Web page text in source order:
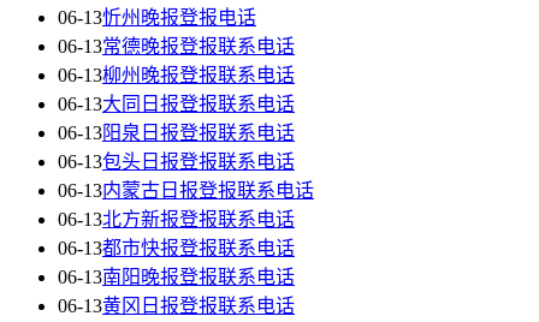
06-13忻州晚报登报电话
06-13常德晚报登报联系电话
06-13柳州晚报登报联系电话
06-13大同日报登报联系电话
06-13阳泉日报登报联系电话
06-13包头日报登报联系电话
06-13内蒙古日报登报联系电话
06-13北方新报登报联系电话
06-13都市快报登报联系电话
06-13南阳晚报登报联系电话
06-13黄冈日报登报联系电话